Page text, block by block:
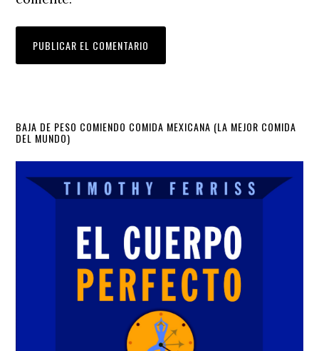
Primary
Sidebar
BAJA DE PESO COMIENDO COMIDA MEXICANA (LA MEJOR COMIDA
DEL MUNDO)